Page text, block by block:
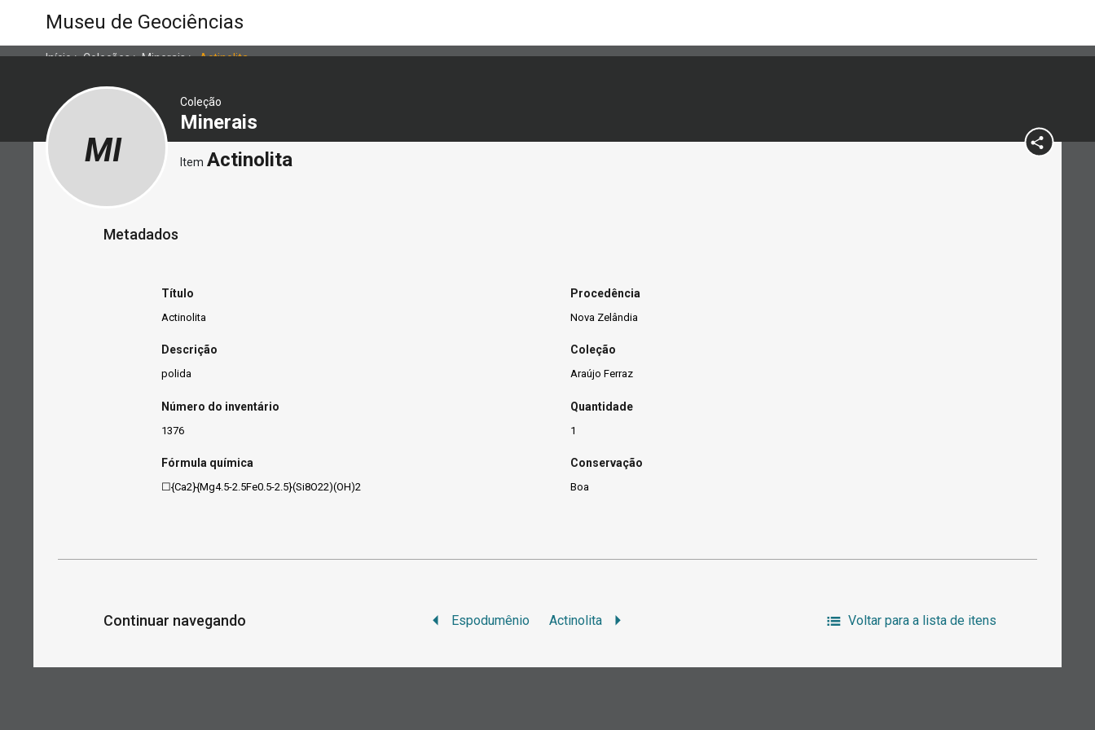
Museu de Geociências
Início>Coleções>Minerais>Actinolita
Coleção
Minerais
MI Item Actinolita
Metadados
Título
Actinolita
Descrição
polida
Número do inventário
1376
Fórmula química
☐{Ca2}{Mg4.5-2.5Fe0.5-2.5}(Si8O22)(OH)2
Procedência
Nova Zelândia
Coleção
Araújo Ferraz
Quantidade
1
Conservação
Boa
Continuar navegando Espodumênio Actinolita Voltar para a lista de itens